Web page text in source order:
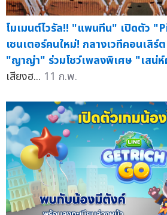
โมเมนต์ไวรัล!! "แพนทีน" เปิดตัว
เซนเตอร์คนใหม่! กลางเวทีคอนเสิร์
"ญาญ่า" ร่วมโชว์เพลงพิเศษ "เสน่
เสียงฮ... 11 ก.พ.